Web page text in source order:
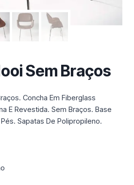
Sem Braços
Concha Em Fiberglass
E Revestida. Sem Braços. Base
Sapatas De Polipropileno.